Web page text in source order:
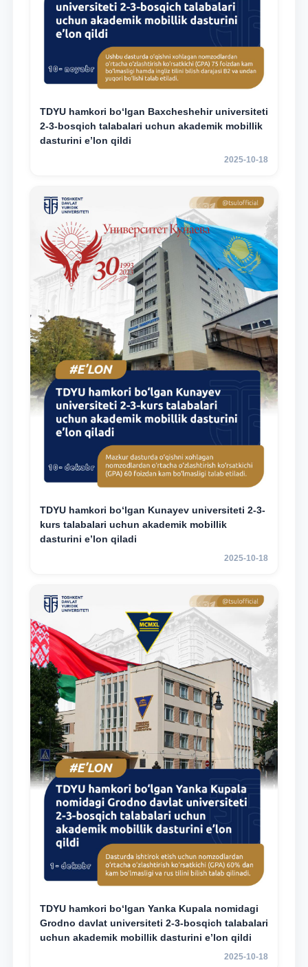
TDYU hamkori bo‘lgan Baxcheshehir universiteti
2-3-bosqich talabalari uchun akademik mobillik
dasturini e’lon qildi
2025-10-18
TDYU hamkori bo‘lgan Kunayev universiteti 2-3-
kurs talabalari uchun akademik mobillik
dasturini e’lon qiladi
2025-10-18
TDYU hamkori bo‘lgan Yanka Kupala nomidagi
Grodno davlat universiteti 2-3-bosqich talabalari
uchun akademik mobillik dasturini e’lon qildi
2025-10-18